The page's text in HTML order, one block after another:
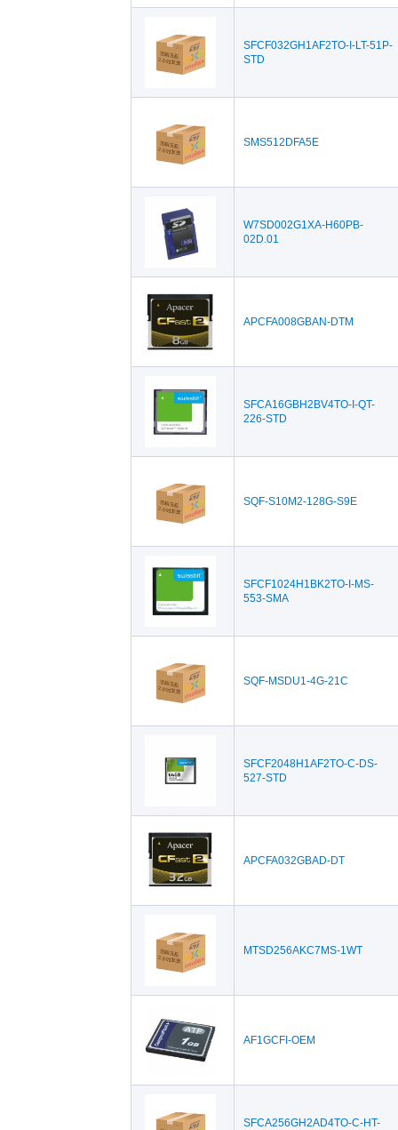
SFCF032GH1AF2TO-I-LT-51P-
STD
SMS512DFA5E
W7SD002G1XA-H60PB-
02D.01
APCFA008GBAN-DTM
SFCA16GBH2BV4TO-I-QT-
226-STD
SQF-S10M2-128G-S9E
SFCF1024H1BK2TO-I-MS-
553-SMA
SQF-MSDU1-4G-21C
SFCF2048H1AF2TO-C-DS-
527-STD
APCFA032GBAD-DT
MTSD256AKC7MS-1WT
AF1GCFI-OEM
SFCA256GH2AD4TO-C-HT-